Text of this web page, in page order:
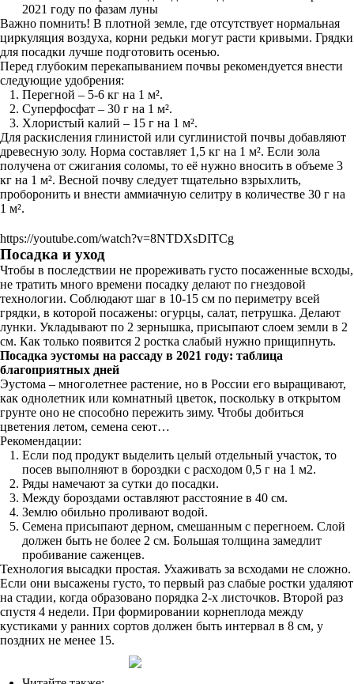
2021 году по фазам луны
Важно помнить! В плотной земле, где отсутствует нормальная
циркуляция воздуха, корни редьки могут расти кривыми. Грядки
для посадки лучше подготовить осенью.
Перед глубоким перекапыванием почвы рекомендуется внести
следующие удобрения:
Перегной – 5-6 кг на 1 м².
Суперфосфат – 30 г на 1 м².
Хлористый калий – 15 г на 1 м².
Для раскисления глинистой или суглинистой почвы добавляют
древесную золу. Норма составляет 1,5 кг на 1 м². Если зола
получена от сжигания соломы, то её нужно вносить в объеме 3
кг на 1 м². Весной почву следует тщательно взрыхлить,
проборонить и внести аммиачную селитру в количестве 30 г на
1 м².
https://youtube.com/watch?v=8NTDXsDITCg
Посадка и уход
Чтобы в последствии не прореживать густо посаженные всходы,
не тратить много времени посадку делают по гнездовой
технологии. Соблюдают шаг в 10-15 см по периметру всей
грядки, в которой посажены: огурцы, салат, петрушка. Делают
лунки. Укладывают по 2 зернышка, присыпают слоем земли в 2
см. Как только появится 2 ростка слабый нужно прищипнуть.
Посадка эустомы на рассаду в 2021 году: таблица
благоприятных дней
Эустома – многолетнее растение, но в России его выращивают,
как однолетник или комнатный цветок, поскольку в открытом
грунте оно не способно пережить зиму. Чтобы добиться
цветения летом, семена сеют…
Рекомендации:
Если под продукт выделить целый отдельный участок, то
посев выполняют в бороздки с расходом 0,5 г на 1 м2.
Ряды намечают за сутки до посадки.
Между бороздами оставляют расстояние в 40 см.
Землю обильно проливают водой.
Семена присыпают дерном, смешанным с перегноем. Слой
должен быть не более 2 см. Большая толщина замедлит
пробивание саженцев.
Технология высадки простая. Ухаживать за всходами не сложно.
Если они высажены густо, то первый раз слабые ростки удаляют
на стадии, когда образовано порядка 2-х листочков. Второй раз
спустя 4 недели. При формировании корнеплода между
кустиками у ранних сортов должен быть интервал в 8 см, у
поздних не менее 15.